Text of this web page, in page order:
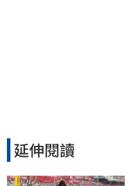
延伸閱讀